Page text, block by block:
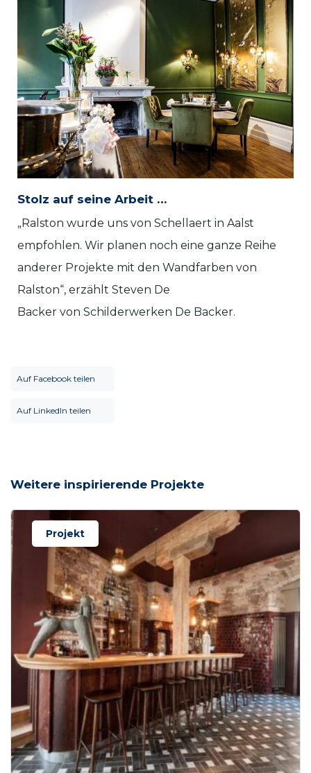
Stolz auf seine Arbeit …
„Ralston wurde uns von Schellaert in Aalst
empfohlen. Wir planen noch eine ganze Reihe
anderer Projekte mit den Wandfarben von
Ralston“, erzählt Steven De
Backer von Schilderwerken De Backer.
Auf Facebook teilen
Auf LinkedIn teilen
Weitere inspirierende Projekte
Projekt